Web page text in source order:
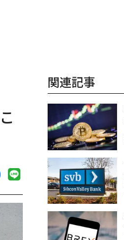
関連記事